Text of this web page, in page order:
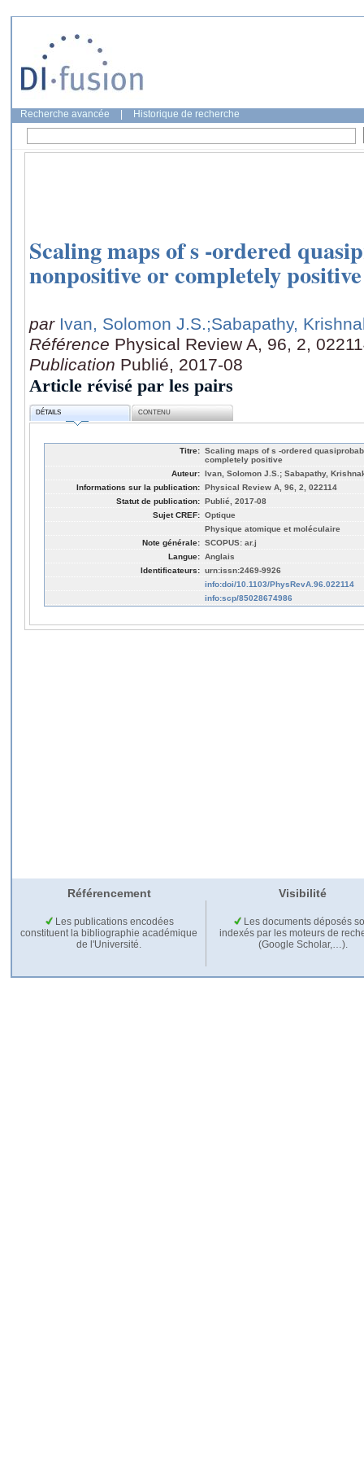
Recherche avancée Historique de recherche
Scaling maps of s -ordered
nonpositive or completely positive
par Ivan, Solomon J.S.;Sabapathy,
Référence Physical Review A, 96, 2,
Publication Publié, 2017-08
Article révisé par les pairs
DÉTAILS CONTENU
Titre: Scaling maps of s -ordered
completely positive
Auteur: Ivan, Solomon J.S.; Sabapathy,
Informations sur la publication: Physical Review A, 96, 2, 022114
Statut de publication: Publié, 2017-08
Sujet CREF: Optique
Physique atomique et moléculaire
Note générale: SCOPUS: ar.j
Langue: Anglais
Identificateurs: urn:issn:2469-9926
info:doi/10.1103/PhysRevA.96.022114
info:scp/85028674986
Référencement Visibilité
Les publications encodées
constituent la bibliographie académique
de l'Université.
Les documents déposés
indexés par les moteurs de
(Google Scholar,…).